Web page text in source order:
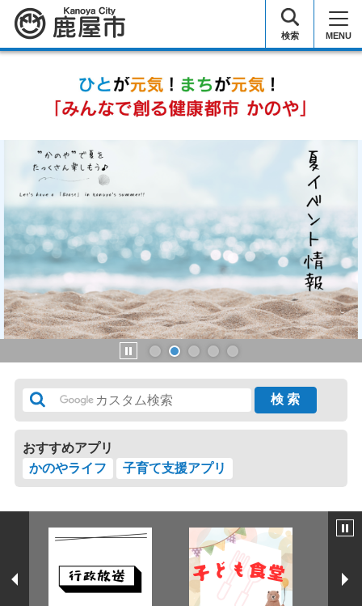
鹿屋市 検索 MENU
STOP
おすすめアプリ
かのやライフ
子育て支援アプリ